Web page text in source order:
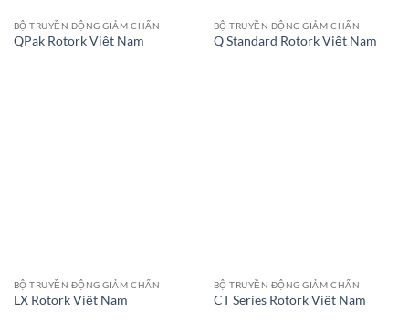
BỘ TRUYỀN ĐỘNG GIẢM CHẤN
QPak Rotork Việt Nam
BỘ TRUYỀN ĐỘNG GIẢM CHẤN
Q Standard Rotork Việt Nam
BỘ TRUYỀN ĐỘNG GIẢM CHẤN
LX Rotork Việt Nam
BỘ TRUYỀN ĐỘNG GIẢM CHẤN
CT Series Rotork Việt Nam